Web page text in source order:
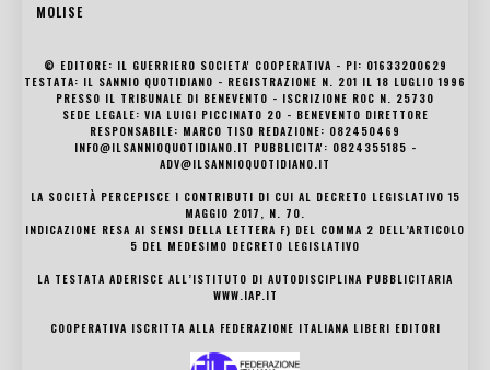
MOLISE
© EDITORE: IL GUERRIERO SOCIETA' COOPERATIVA - PI: 01633200629
TESTATA: IL SANNIO QUOTIDIANO - REGISTRAZIONE N. 201 IL 18 LUGLIO 1996
PRESSO IL TRIBUNALE DI BENEVENTO - ISCRIZIONE ROC N. 25730
SEDE LEGALE: VIA LUIGI PICCINATO 20 - BENEVENTO DIRETTORE
RESPONSABILE: MARCO TISO REDAZIONE: 082450469
INFO@ILSANNIOQUOTIDIANO.IT PUBBLICITA': 0824355185 -
ADV@ILSANNIOQUOTIDIANO.IT
LA SOCIETÀ PERCEPISCE I CONTRIBUTI DI CUI AL DECRETO LEGISLATIVO 15
MAGGIO 2017, N. 70.
INDICAZIONE RESA AI SENSI DELLA LETTERA F) DEL COMMA 2 DELL’ARTICOLO
5 DEL MEDESIMO DECRETO LEGISLATIVO
LA TESTATA ADERISCE ALL’ISTITUTO DI AUTODISCIPLINA PUBBLICITARIA
WWW.IAP.IT
COOPERATIVA ISCRITTA ALLA FEDERAZIONE ITALIANA LIBERI EDITORI